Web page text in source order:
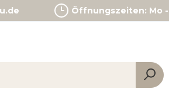
Öffnungszeiten: Mo -